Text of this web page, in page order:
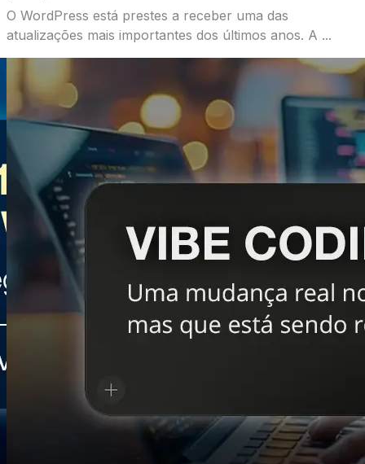
O WordPress está prestes a receber uma das
atualizações mais importantes dos últimos anos. A ...